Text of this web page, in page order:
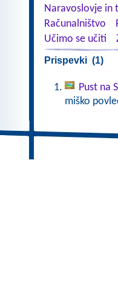
Naravoslovje in
Računalništvo
Učimo se učiti
Prispevki (1)
Pust na
miško